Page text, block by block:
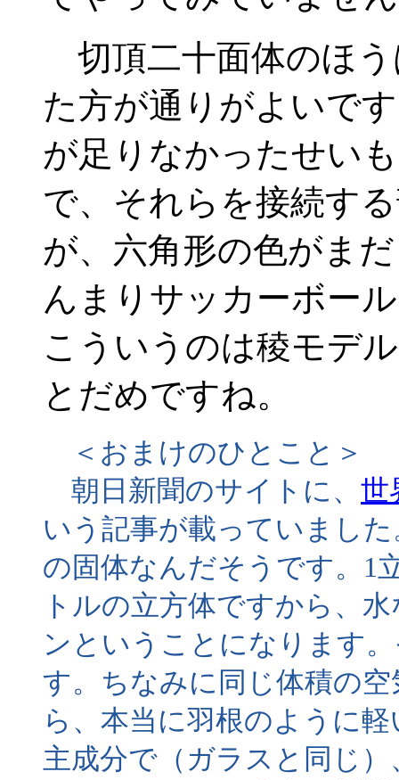
切頂二十面体のほう
た方が通りがよいで
が足りなかったせい
で、それらを接続す
が、六角形の色がま
んまりサッカーボー
こういうのは稜モデ
とだめですね。
＜おまけのひとこと＞
朝日新聞のサイトに、 世
いう記事が載っていまし
の固体なんだそうです。1
トルの立方体ですから、
ンということになります
す。ちなみに同じ体積の
ら、本当に羽根のように
主成分で（ガラスと同じ